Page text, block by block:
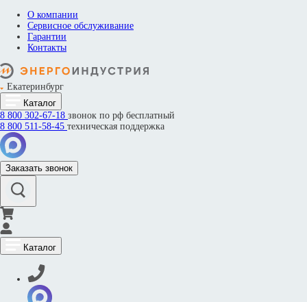
О компании
Сервисное обслуживание
Гарантии
Контакты
Екатеринбург
Каталог
8 800 302-67-18 звонок по рф бесплатный
8 800 511-58-45 техническая поддержка
Заказать звонок
Каталог